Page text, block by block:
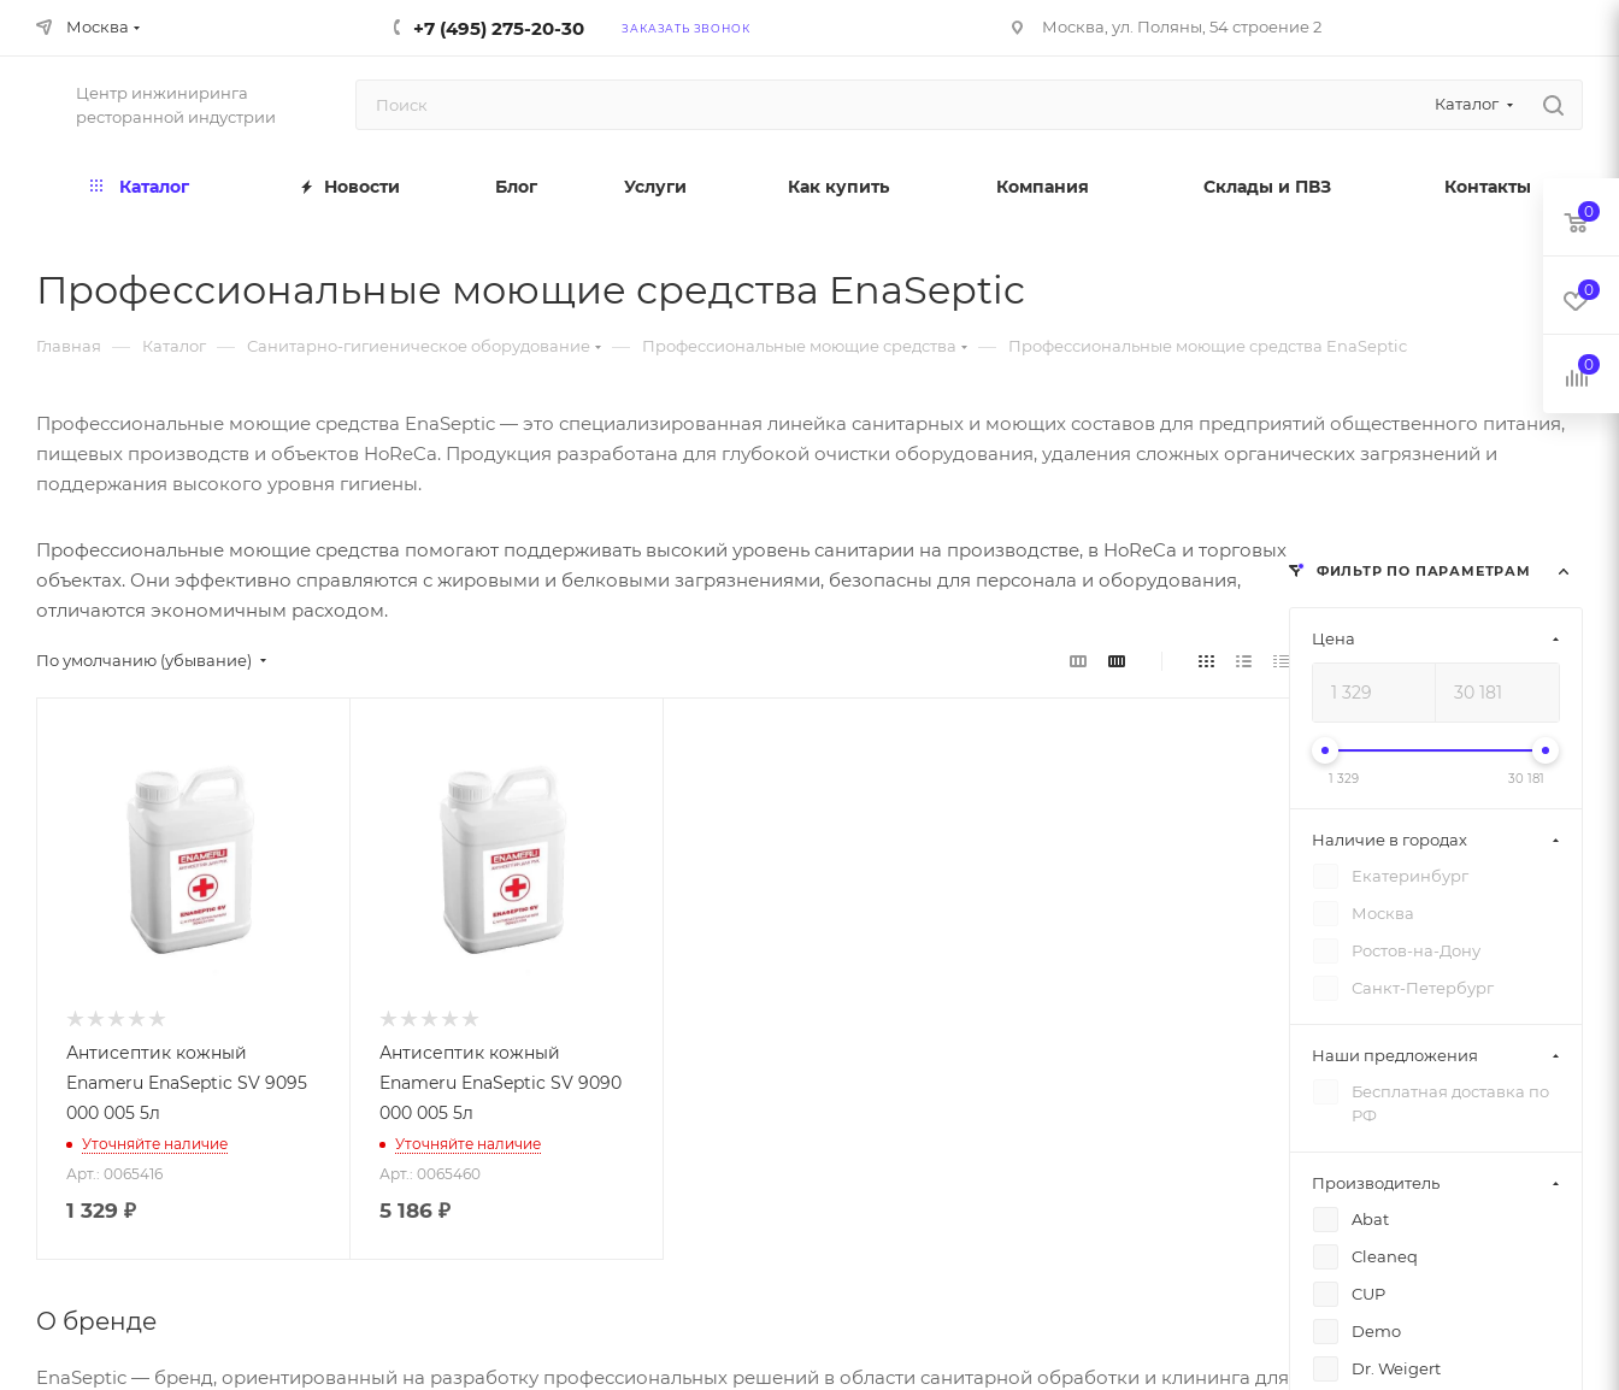
Москва +7 (495) 275-20-30 ЗАКАЗАТЬ ЗВОНОК Москва, ул. Поляны, 54 строение 2
Центр инжиниринга
ресторанной индустрии
Каталог
Каталог Новости Блог Услуги Как купить Компания Склады и ПВЗ Контакты
Профессиональные моющие средства EnaSeptic
Главная — Каталог — Санитарно-гигиеническое оборудование — Профессиональные моющие средства — Профессиональные моющие средства EnaSeptic
Профессиональные моющие средства EnaSeptic — это специализированная линейка санитарных и моющих составов для предприятий общественного питания,
пищевых производств и объектов HoReCa. Продукция разработана для глубокой очистки оборудования, удаления сложных органических загрязнений и
поддержания высокого уровня гигиены.
Профессиональные моющие средства помогают поддерживать высокий уровень санитарии на производстве, в HoReCa и торговых
объектах. Они эффективно справляются с жировыми и белковыми загрязнениями, безопасны для персонала и оборудования,
отличаются экономичным расходом.
По умолчанию (убывание)
Антисептик кожный
Enameru EnaSeptic SV 9095
000 005 5л
Уточняйте наличие
Арт.: 0065416
1 329 ₽
Антисептик кожный
Enameru EnaSeptic SV 9090
000 005 5л
Уточняйте наличие
Арт.: 0065460
5 186₽
О бренде
EnaSeptic — бренд, ориентированный на разработку профессиональных решений в области санитарной обработки и клининга для
ФИЛЬТР ПО ПАРАМЕТРАМ
Цена
1 329 30 181
Наличие в городах
Екатеринбург
Москва
Ростов-на-Дону
Санкт-Петербург
Наши предложения
Бесплатная доставка по
РФ
Производитель
Abat
Cleaneq
CUP
Demo
Dr. Weigert
0
0
0